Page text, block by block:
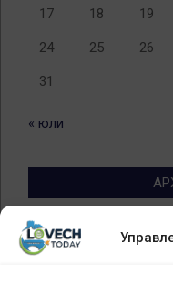
17 18 19
24 25 26
31
« юли
Архив
новини